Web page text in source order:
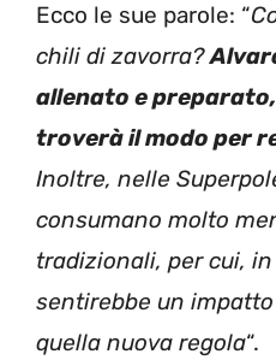
Ecco le sue parole: “
chili di zavorra?
allenato e
troverà il modo per
Inoltre, nelle
consumano molto
tradizionali, per cui,
sentirebbe un
quella nuova regola“.